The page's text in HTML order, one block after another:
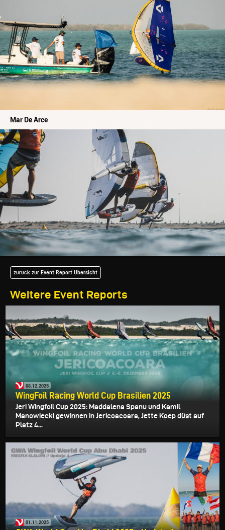
Mar De Arce
Weitere Event Reports
zurück zur Event Report Übersicht
08.12.2025
WingFoil Racing World Cup Brasilien 2025
Jeri Wingfoil Cup 2025: Maddalena Spanu und Kamil
Manowiecki gewinnen in Jericoacoara, Jette Koep düst auf
Platz 4...
01.11.2025